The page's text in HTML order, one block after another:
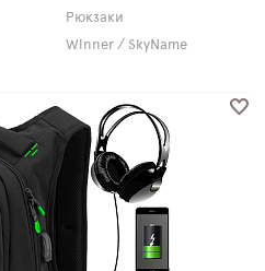
Рюкзаки
Winner / SkyName